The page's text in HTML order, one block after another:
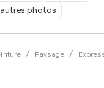
photos
Paysage